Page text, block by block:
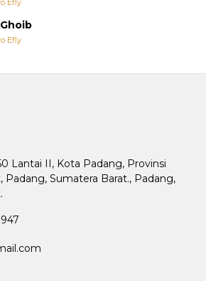
Efly
Efly
Lantai II, Kota Padang, Provinsi
Padang, Sumatera Barat., Padang,